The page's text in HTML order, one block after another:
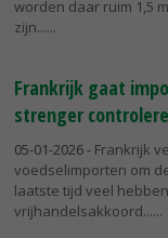
worden daar ruim 1,5
zijn...
Frankrijk gaat
strenger
05-01-2026- Frankrijk
voedselimporten om
laatste tijd veel
vrijhandelsakkoord...